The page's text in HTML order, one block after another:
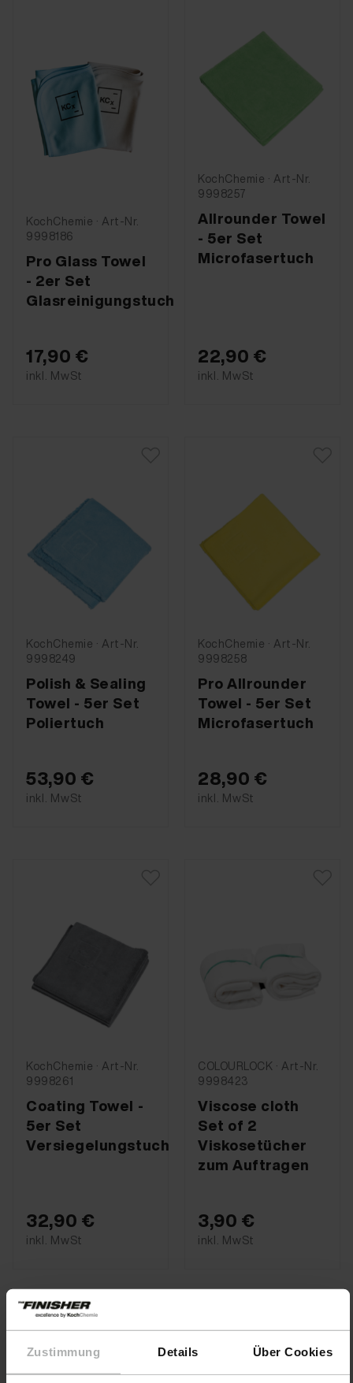
Zustimmung Details Über Cookies
KochChemie · Art-Nr.
9998186
Pro Glass Towel
- 2er Set
Glasreinigungstuch
17,90 €
inkl. MwSt
KochChemie · Art-Nr.
9998257
Allrounder Towel
- 5er Set
Microfasertuch
22,90 €
inkl. MwSt
KochChemie · Art-Nr.
9998249
Polish & Sealing
Towel - 5er Set
Poliertuch
53,90 €
inkl. MwSt
KochChemie · Art-Nr.
9998258
Pro Allrounder
Towel - 5er Set
Microfasertuch
28,90 €
inkl. MwSt
KochChemie · Art-Nr.
9998261
Coating Towel -
5er Set
Versiegelungstuch
32,90 €
inkl. MwSt
COLOURLOCK · Art-Nr.
9998423
Viscose cloth
Set of 2
Viskosetücher
zum Auftragen
3,90 €
inkl. MwSt